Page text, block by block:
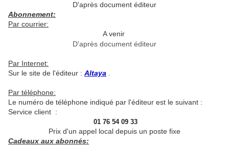
D'après document éditeur
Abonnement:
Par courrier:
A venir
D'après document éditeur
Par Internet:
Sur le site de l'éditeur : Altaya
Par téléphone:
Le numéro de téléphone indiqué par l'éditeur est le suivant :
Service client :
01 76 54 09 33
Prix d'un appel local depuis un poste fixe
Cadeaux aux abonnés: